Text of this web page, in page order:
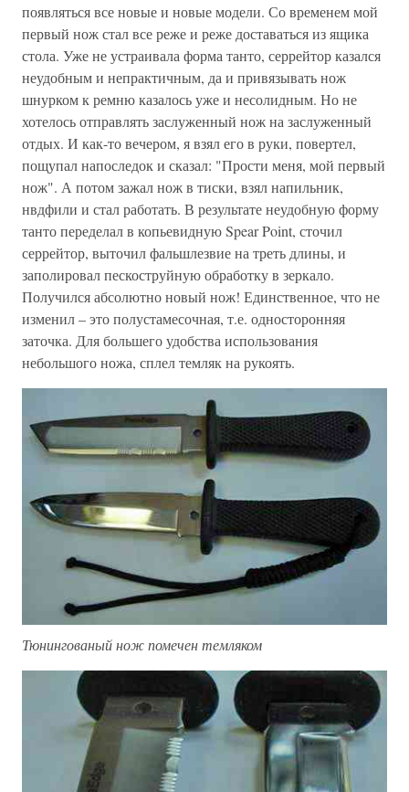
появляться все новые и новые модели. Со временем мой
первый нож стал все реже и реже доставаться из ящика
стола. Уже не устраивала форма танто, серрейтор казался
неудобным и непрактичным, да и привязывать нож
шнурком к ремню казалось уже и несолидным. Но не
хотелось отправлять заслуженный нож на заслуженный
отдых. И как-то вечером, я взял его в руки, повертел,
пощупал напоследок и сказал: "Прости меня, мой первый
нож". А потом зажал нож в тиски, взял напильник,
нвдфили и стал работать. В результате неудобную форму
танто переделал в копьевидную Spear Point, сточил
серрейтор, выточил фальшлезвие на треть длины, и
заполировал пескоструйную обработку в зеркало.
Получился абсолютно новый нож! Единственное, что не
изменил – это полустамесочная, т.е. односторонняя
заточка. Для большего удобства использования
небольшого ножа, сплел темляк на рукоять.
Тюнингованый нож помечен темляком